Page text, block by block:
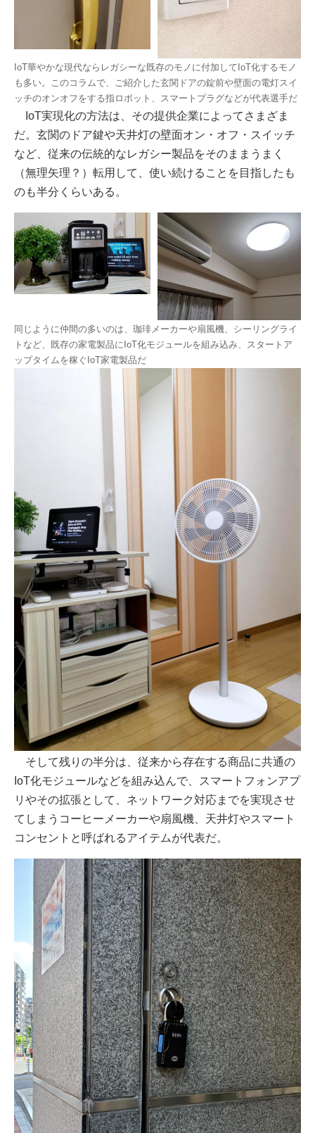
IoT華やかな現代ならレガシーな既存のモノに付加してIoT化するモノ
も多い。このコラムで、ご紹介した玄関ドアの錠前や壁面の電灯スイ
ッチのオンオフをする指ロボット、スマートプラグなどが代表選手だ
IoT実現化の方法は、その提供企業によってさまざま
だ。玄関のドア鍵や天井灯の壁面オン・オフ・スイッチ
など、従来の伝統的なレガシー製品をそのままうまく
（無理矢理？）転用して、使い続けることを目指したも
のも半分くらいある。
同じように仲間の多いのは、珈琲メーカーや扇風機、シーリングライ
トなど、既存の家電製品にIoT化モジュールを組み込み、スタートア
ップタイムを稼ぐIoT家電製品だ
そして残りの半分は、従来から存在する商品に共通の
IoT化モジュールなどを組み込んで、スマートフォンアプ
リやその拡張として、ネットワーク対応までを実現させ
てしまうコーヒーメーカーや扇風機、天井灯やスマート
コンセントと呼ばれるアイテムが代表だ。